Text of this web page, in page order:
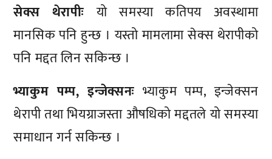
सेक्स थेरापीः यो समस्या कतिपय अवस्थामा
मानसिक पनि हुन्छ । यस्तो मामलामा सेक्स थेरापीको
पनि मद्दत लिन सकिन्छ ।
भ्याकुम पम्प, इन्जेक्सनः भ्याकुम पम्प, इन्जेक्सन
थेरापी तथा भियग्राजस्ता औषधिको मद्दतले यो समस्या
समाधान गर्न सकिन्छ ।